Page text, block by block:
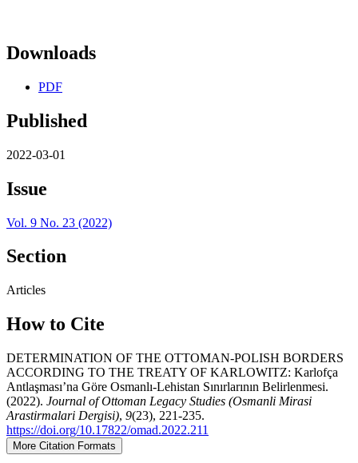
Downloads
PDF
Published
2022-03-01
Issue
Vol. 9 No. 23 (2022)
Section
Articles
How to Cite
DETERMINATION OF THE OTTOMAN-POLISH BORDERS
ACCORDING TO THE TREATY OF KARLOWITZ: Karlofça
Antlaşması’na Göre Osmanlı-Lehistan Sınırlarının Belirlenmesi.
(2022). Journal of Ottoman Legacy Studies (Osmanli Mirasi
Arastirmalari Dergisi), 9(23), 221-235.
https://doi.org/10.17822/omad.2022.211
More Citation Formats